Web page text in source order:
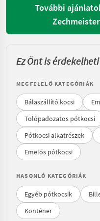
További
Ez Önt is érdekelheti
MEGFELELŐ KATEGÓRIÁK
Bálaszállító kocsi
Tolópadozatos pótkocsi
Pótkocsi alkatrészek
Emelős pótkocsi
HASONLÓ KATEGÓRIÁK
Egyéb pótkocsik
Konténer